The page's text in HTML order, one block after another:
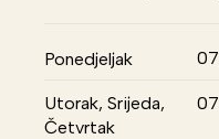
Ponedjeljak
Utorak, Srijeda,
Četvrtak